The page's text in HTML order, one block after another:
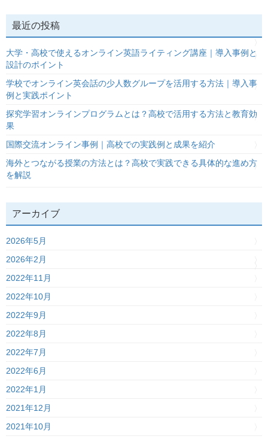
最近の投稿
大学・高校で使えるオンライン英語ライティング講座｜導入事例と
設計のポイント
学校でオンライン英会話の少人数グループを活用する方法｜導入事
例と実践ポイント
探究学習オンラインプログラムとは？高校で活用する方法と教育効
果
国際交流オンライン事例｜高校での実践例と成果を紹介
海外とつながる授業の方法とは？高校で実践できる具体的な進め方
を解説
アーカイブ
2026年5月
2026年2月
2022年11月
2022年10月
2022年9月
2022年8月
2022年7月
2022年6月
2022年1月
2021年12月
2021年10月